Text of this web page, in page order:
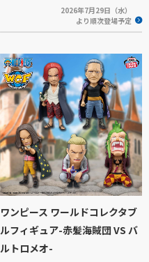
2026年7月29日（水）
より順次登場予定
ワンピース ワールドコレクタブ
ルフィギュア-赤髪海賊団 VS バ
ルトロメオ-